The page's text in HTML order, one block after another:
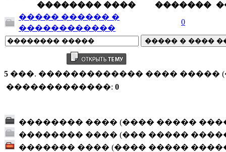
�������� ����
�������
����� ������ �
������������
0
5 ���. ������������� ���� �����
�������������: 0
�������� ���� (���� �����
�������� ���� (��� �����
������� ���� (���� �����